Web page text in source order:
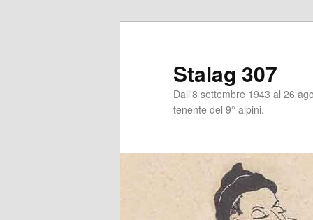
Stalag 307
Dall'8 settembre 1943 al 26
tenente del 9° alpini.